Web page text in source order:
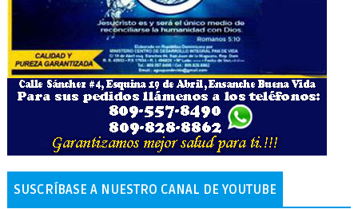
SUSCRÍBASE A NUESTRO CANAL DE YOUTUBE